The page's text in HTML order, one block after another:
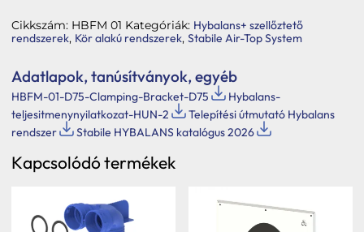
Cikkszám: HBFM 01 Kategóriák: Hybalans+ szellőztető
rendszerek, Kör alakú rendszerek, Stabile Air-Top System
Adatlapok, tanúsítványok, egyéb
HBFM-01-D75-Clamping-Bracket-D75
Hybalans-
teljesitmenynyilatkozat-HUN-2
Telepítési útmutató Hybalans
rendszer
Stabile HYBALANS katalógus 2026
Kapcsolódó termékek